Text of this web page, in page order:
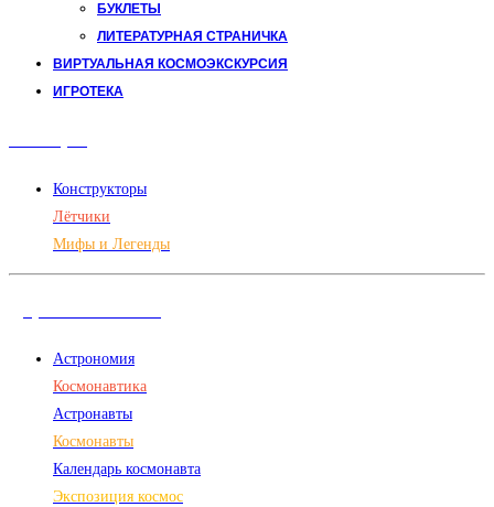
БУКЛЕТЫ
ЛИТЕРАТУРНАЯ СТРАНИЧКА
ВИРТУАЛЬНАЯ КОСМОЭКСКУРСИЯ
ИГРОТЕКА
Конструкторы
Лётчики
Мифы и Легенды
Астрономия
Космонавтика
Астронавты
Космонавты
Календарь космонавта
Экспозиция космос